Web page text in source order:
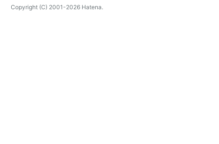
すぐに芝が駄目になったので、人工芝（アストロター
Copyright (C) 2001-2026 Hatena.